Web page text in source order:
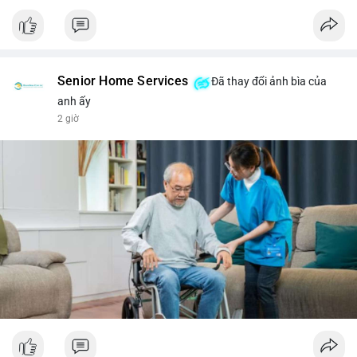
Senior Home Services
Đã thay đổi ảnh bìa của
anh ấy
2 giờ